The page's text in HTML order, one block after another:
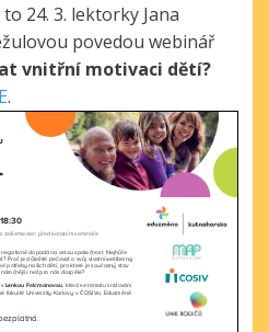
24. 3. lektorky Jana
povedou webinář
vnitřní motivaci dětí?
.